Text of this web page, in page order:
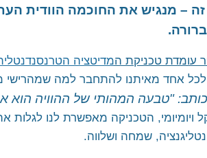
נפוצות
מדיטציה טרנסנדנטלית בארגונים
ללימוד נפגעי מלחמת "חרבות ברזל"
כפר סבא
מודיעין
קריית אונו
זה – מנגיש את החוכמה הוודית
עומדת טכניקת המדיטציה
אחד מאיתנו להתחבר למה שמהרישי
"טבעה המהותי של ההוויה הוא
ויומיומי, הטכניקה מאפשרת לנו לגלות
שמחה ושלווה.